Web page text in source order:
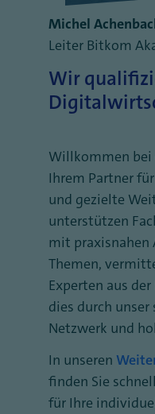
Michel
Leiter Bitkom
Wir
Willkommen bei
Ihrem Partner
und gezielte
unterstützen
mit praxisnahen
Themen,
Experten aus
dies durch
Netzwerk und
In unseren
finden Sie
für Ihre